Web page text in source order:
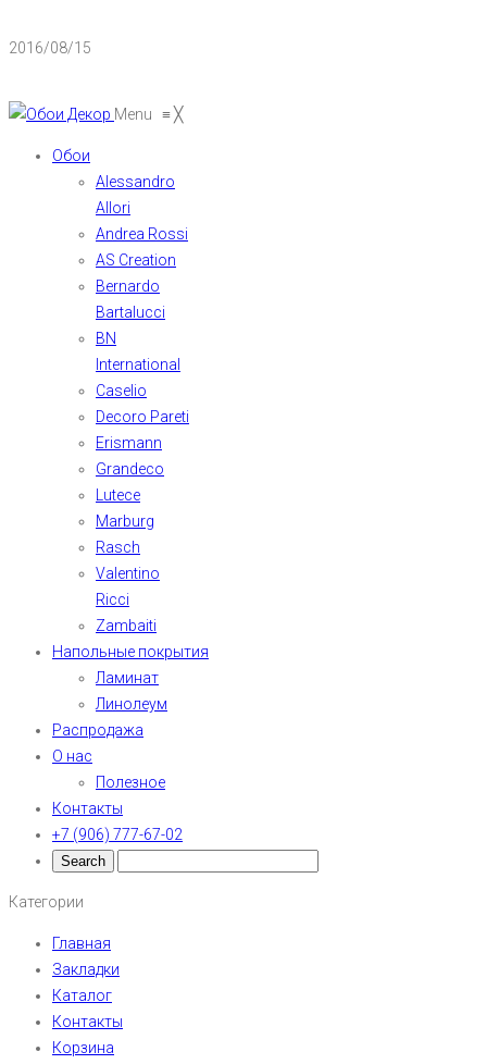
2016/08/15
Menu ≡╳
Обои
Alessandro
Allori
Andrea Rossi
AS Creation
Bernardo
Bartalucci
BN
International
Caselio
Decoro Pareti
Erismann
Grandeco
Lutece
Marburg
Rasch
Valentino
Ricci
Zambaiti
Напольные покрытия
Ламинат
Линолеум
Распродажа
О нас
Полезное
Контакты
+7 (906) 777-67-02
Категории
Главная
Закладки
Каталог
Контакты
Корзина